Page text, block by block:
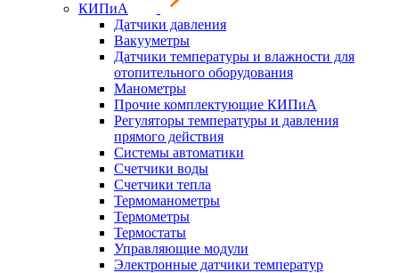
КИПиА
Датчики давления
Вакууметры
Датчики температуры и влажности для
отопительного оборудования
Манометры
Прочие комплектующие КИПиА
Регуляторы температуры и давления
прямого действия
Системы автоматики
Счетчики воды
Счетчики тепла
Термоманометры
Термометры
Термостаты
Управляющие модули
Электронные датчики температур